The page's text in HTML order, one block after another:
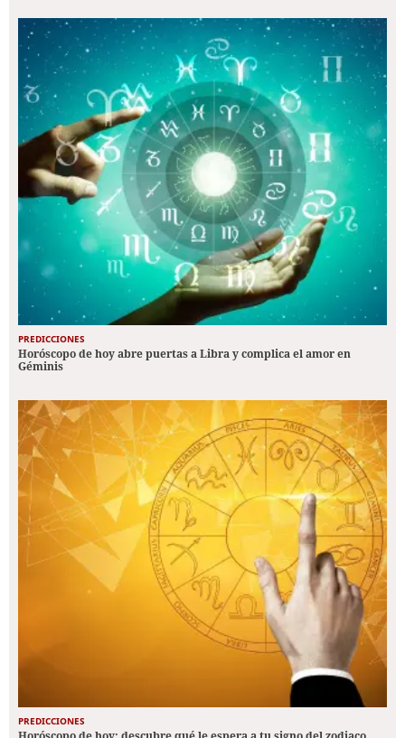
PREDICCIONES
Horóscopo de hoy abre puertas a Libra y complica el amor en
Géminis
PREDICCIONES